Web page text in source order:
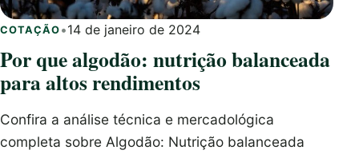
COTAÇÃO •14 de janeiro de 2024
Por que algodão: nutrição balanceada
para altos rendimentos
Confira a análise técnica e mercadológica
completa sobre Algodão: Nutrição balanceada